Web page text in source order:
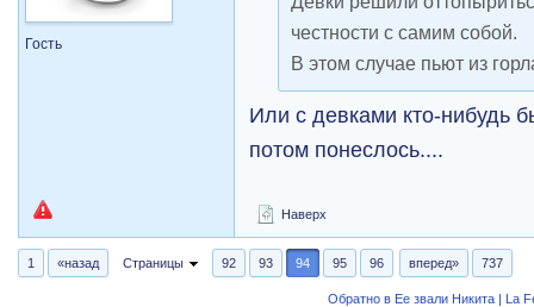
Гость
честности с самим собой.
В этом случае пьют из
Или с девками кто-нибудь
потом понеслось....
Наверх
1 «назад Страницы 92 93 94 95 96 вперед» 737
Обратно в Ее звали Никита | La